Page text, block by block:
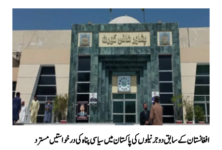
افغانستان کے سابق دو جرنیلوں کی پاکستان میں سیاسی پناہ کی درخواستیں مسترد